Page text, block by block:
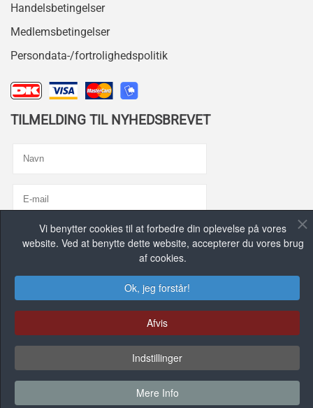
Vi benytter cookies til at forbedre din oplevelse på vores
website. Ved at benytte dette website, accepterer du vores brug
af cookies.
Ok, jeg forstår!
Afvis
Indstillinger
Mere Info
Handelsbetingelser
Medlemsbetingelser
Persondata-/fortrolighedspolitik
TILMELDING TIL NYHEDSBREVET
Jeg er enig medPrivatlivspolitik
FIND OS PÅ DE SOCIALE MEDIER